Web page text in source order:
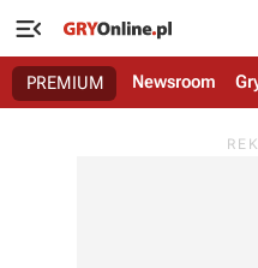

PREMIUM Newsroom